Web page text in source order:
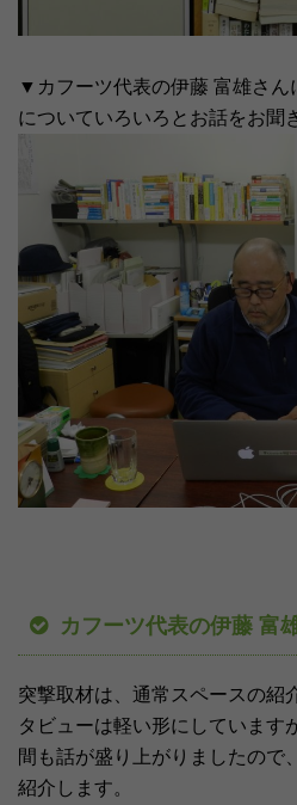
▼カフーツ代表の伊藤 富雄さん
についていろいろとお話をお聞
カフーツ代表の伊藤 富
突撃取材は、通常スペースの紹
タビューは軽い形にしています
間も話が盛り上がりましたので
紹介します。